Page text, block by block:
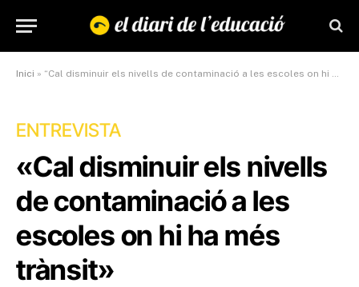
Inici » “Cal disminuir els nivells de contaminació a les escoles on hi ha més trànsit”
ENTREVISTA
«Cal disminuir els nivells
de contaminació a les
escoles on hi ha més
trànsit»